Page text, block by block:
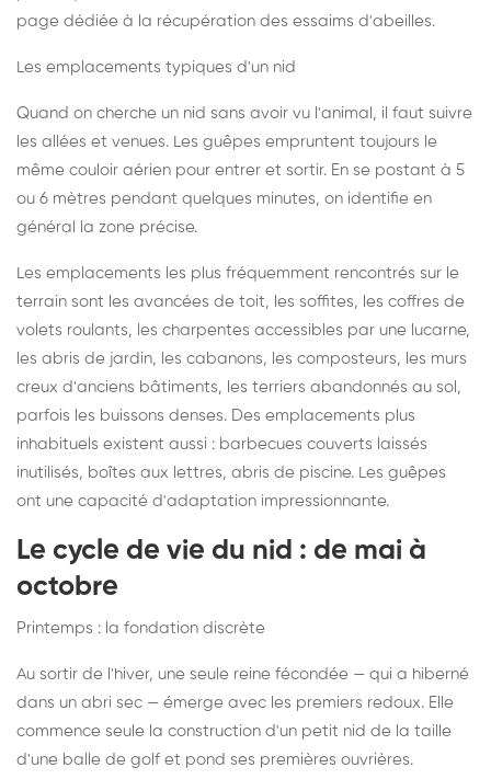
page dédiée à la récupération des essaims d'abeilles.
Les emplacements typiques d'un nid
Quand on cherche un nid sans avoir vu l'animal, il faut suivre
les allées et venues. Les guêpes empruntent toujours le
même couloir aérien pour entrer et sortir. En se postant à 5
ou 6 mètres pendant quelques minutes, on identifie en
général la zone précise.
Les emplacements les plus fréquemment rencontrés sur le
terrain sont les avancées de toit, les soffites, les coffres de
volets roulants, les charpentes accessibles par une lucarne,
les abris de jardin, les cabanons, les composteurs, les murs
creux d'anciens bâtiments, les terriers abandonnés au sol,
parfois les buissons denses. Des emplacements plus
inhabituels existent aussi : barbecues couverts laissés
inutilisés, boîtes aux lettres, abris de piscine. Les guêpes
ont une capacité d'adaptation impressionnante.
Le cycle de vie du nid : de mai à
octobre
Printemps : la fondation discrète
Au sortir de l'hiver, une seule reine fécondée — qui a hiberné
dans un abri sec — émerge avec les premiers redoux. Elle
commence seule la construction d'un petit nid de la taille
d'une balle de golf et pond ses premières ouvrières.